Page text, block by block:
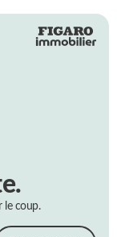
le coup.